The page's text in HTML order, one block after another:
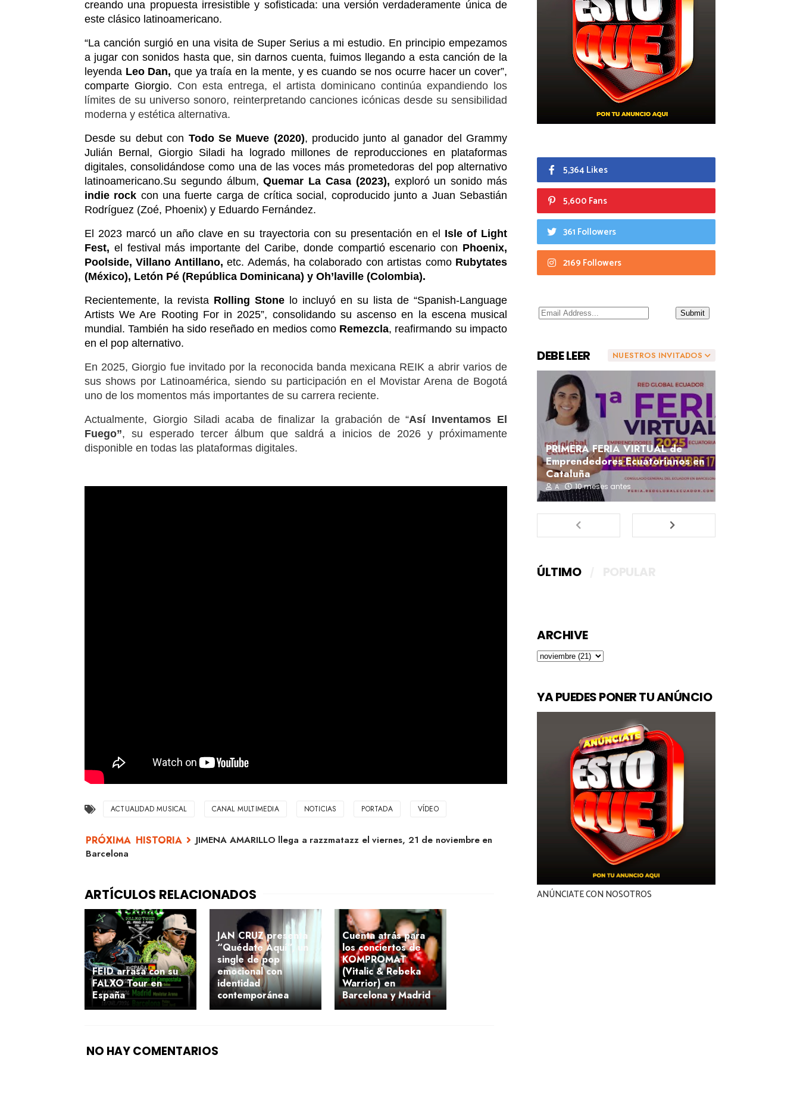
creando una propuesta irresistible y sofisticada: una versión verdaderamente única de
este clásico latinoamericano.
“La canción surgió en una visita de Super Serius a mi estudio. En principio empezamos
a jugar con sonidos hasta que, sin darnos cuenta, fuimos llegando a esta canción de la
leyenda Leo Dan, que ya traía en la mente, y es cuando se nos ocurre hacer un cover”,
comparte Giorgio. Con esta entrega, el artista dominicano continúa expandiendo los
límites de su universo sonoro, reinterpretando canciones icónicas desde su sensibilidad
moderna y estética alternativa.
Desde su debut con Todo Se Mueve (2020), producido junto al ganador del Grammy
Julián Bernal, Giorgio Siladi ha logrado millones de reproducciones en plataformas
digitales, consolidándose como una de las voces más prometedoras del pop alternativo
latinoamericano.Su segundo álbum, Quemar La Casa (2023), exploró un sonido más
indie rock con una fuerte carga de crítica social, coproducido junto a Juan Sebastián
Rodríguez (Zoé, Phoenix) y Eduardo Fernández.
El 2023 marcó un año clave en su trayectoria con su presentación en el Isle of Light
Fest, el festival más importante del Caribe, donde compartió escenario con Phoenix,
Poolside, Villano Antillano, etc. Además, ha colaborado con artistas como Rubytates
(México), Letón Pé (República Dominicana) y Oh’laville (Colombia).
Recientemente, la revista Rolling Stone lo incluyó en su lista de “Spanish-Language
Artists We Are Rooting For in 2025”, consolidando su ascenso en la escena musical
mundial. También ha sido reseñado en medios como Remezcla, reafirmando su impacto
en el pop alternativo.
En 2025, Giorgio fue invitado por la reconocida banda mexicana REIK a abrir varios de
sus shows por Latinoamérica, siendo su participación en el Movistar Arena de Bogotá
uno de los momentos más importantes de su carrera reciente.
Actualmente, Giorgio Siladi acaba de finalizar la grabación de “Así Inventamos El
Fuego”, su esperado tercer álbum que saldrá a inicios de 2026 y próximamente
disponible en todas las plataformas digitales.
ACTUALIDAD MUSICAL CANAL MULTIMEDIA NOTICIAS PORTADA VÍDEO
JIMENA AMARILLO llega a razzmatazz el viernes, 21 de noviembre en
Barcelona
FEID arrasa con su
FALXO Tour en
España
JAN CRUZ presenta
“Quédate Aquí”, un
single de pop
emocional con
identidad
contemporánea
Cuenta atrás para
los conciertos de
KOMPROMAT
(Vitalic & Rebeka
Warrior) en
Barcelona y Madrid
NO HAY COMENTARIOS
5,364 Likes
5,600 Fans
361 Followers
2169 Followers
NUESTROS INVITADOS
DEBE LEER
PRIMERA FERIA VIRTUAL de
Emprendedores Ecuatorianos en
Cataluña
A 10 meses antes
ÚLTIMO
ARCHIVE
YA PUEDES PONER TU ANÚNCIO
ANÚNCIATE CON NOSOTROS